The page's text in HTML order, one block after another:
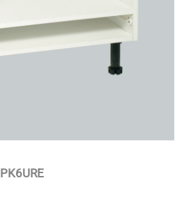
PK6URE